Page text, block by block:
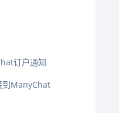
订户通知
到ManyChat